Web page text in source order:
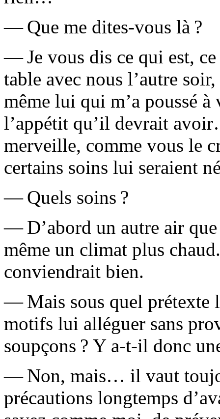
— Que me dites-vous là ?
— Je vous dis ce qui est,
table avec nous l’autre
même lui qui m’a poussé
l’appétit qu’il devrait
merveille, comme vous le
certains soins lui seraient
— Quels soins ?
— D’abord un autre air
même un climat plus
conviendrait bien.
— Mais sous quel prétexte
motifs lui alléguer sans
soupçons ? Y a-t-il donc
— Non, mais… il vaut
précautions longtemps